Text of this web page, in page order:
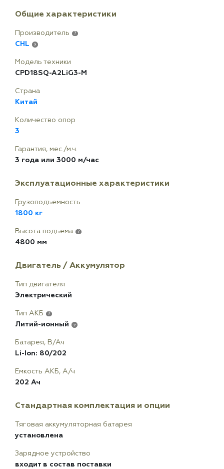
Общие характеристики
Производитель ?
CHL ?
Модель техники
CPD18SQ-A2LiG3-M
Страна
Китай
Количество опор
3
Гарантия, мес./м.ч.
3 года или 3000 м/час
Эксплуатационные характеристики
Грузоподъемность
1800 кг
Высота подъема ?
4800 мм
Двигатель / Аккумулятор
Тип двигателя
Электрический
Тип АКБ ?
Литий-ионный ?
Батарея, В/Ач
Li-Ion: 80/202
Емкость АКБ, А/ч
202 Ач
Стандартная комплектация и опции
Тяговая аккумуляторная батарея
установлена
Зарядное устройство
входит в состав поставки